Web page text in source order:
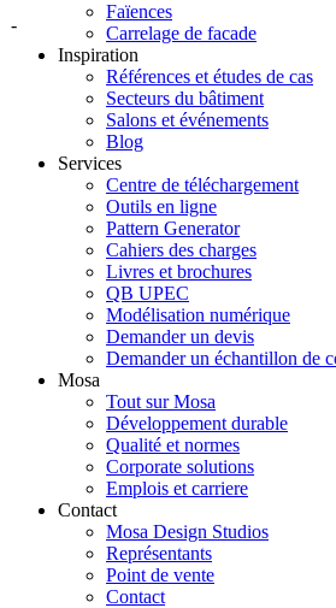
-
Faïences
Carrelage de facade
Inspiration
Références et études de cas
Secteurs du bâtiment
Salons et événements
Blog
Services
Centre de téléchargement
Outils en ligne
Pattern Generator
Cahiers des charges
Livres et brochures
QB UPEC
Modélisation numérique
Demander un devis
Demander un échantillon de
Mosa
Tout sur Mosa
Développement durable
Qualité et normes
Corporate solutions
Emplois et carriere
Contact
Mosa Design Studios
Représentants
Point de vente
Contact